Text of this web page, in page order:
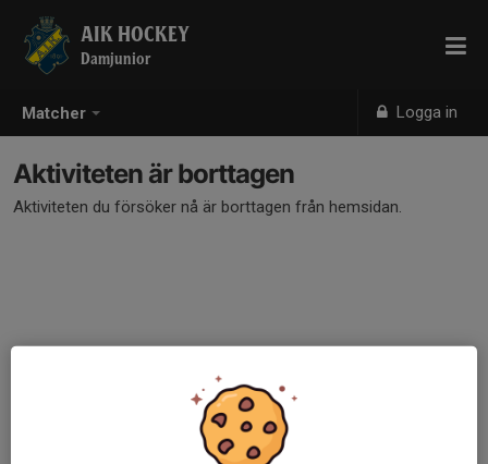
Matcher Logga in
AIK HOCKEY
Damjunior
Aktiviteten är borttagen
Aktiviteten du försöker nå är borttagen från hemsidan.